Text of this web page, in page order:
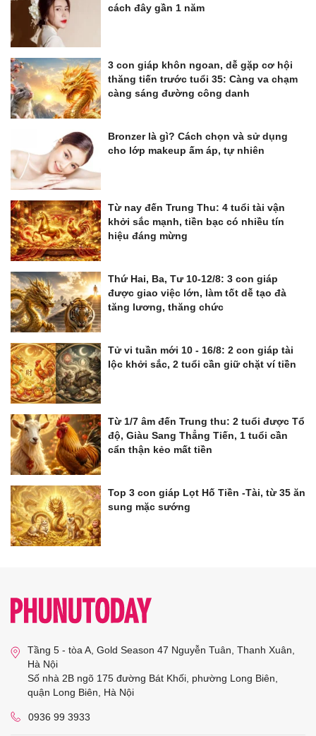
cách đây gần 1 năm
3 con giáp khôn ngoan, dễ gặp cơ hội
thăng tiến trước tuổi 35: Càng va chạm
càng sáng đường công danh
Bronzer là gì? Cách chọn và sử dụng
cho lớp makeup ấm áp, tự nhiên
Từ nay đến Trung Thu: 4 tuổi tài vận
khởi sắc mạnh, tiền bạc có nhiều tín
hiệu đáng mừng
Thứ Hai, Ba, Tư 10-12/8: 3 con giáp
được giao việc lớn, làm tốt dễ tạo đà
tăng lương, thăng chức
Tử vi tuần mới 10 - 16/8: 2 con giáp tài
lộc khởi sắc, 2 tuổi cần giữ chặt ví tiền
Từ 1/7 âm đến Trung thu: 2 tuổi được Tổ
độ, Giàu Sang Thẳng Tiến, 1 tuổi cần
cẩn thận kẻo mất tiền
Top 3 con giáp Lọt Hố Tiền -Tài, từ 35 ăn
sung mặc sướng
Tầng 5 - tòa A, Gold Season 47 Nguyễn Tuân, Thanh Xuân,
Hà Nội
Số nhà 2B ngõ 175 đường Bát Khối, phường Long Biên,
quận Long Biên, Hà Nội
0936 99 3933